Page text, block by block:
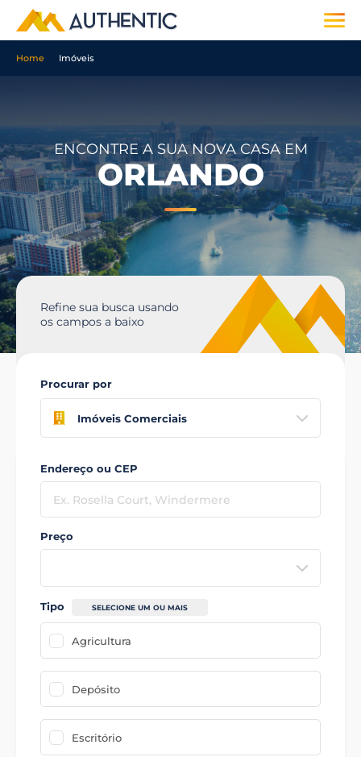
Home Imóveis
ENCONTRE A SUA NOVA CASA EM
ORLANDO
Refine sua busca usando
os campos a baixo
Procurar por
Imóveis Comerciais
Endereço ou CEP
Preço
Tipo SELECIONE UM OU MAIS
Agricultura
Depósito
Escritório